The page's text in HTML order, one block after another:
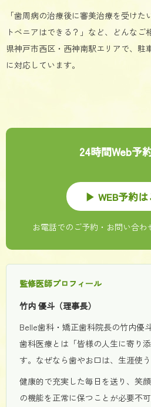
「歯周病の治療後に審美治療を受け
トベニアはできる？」など、どんな
県神戸市西区・西神南駅エリアで、駐
に対応しています。
24時間Web予
▶ WEB予約は
お電話でのご予約・お問い合
監修医師プロフィール
竹内 優斗（理事長）
Belle歯科・矯正歯科院長の竹内優
歯科医療とは「皆様の人生に寄り
す。なぜなら歯やお口は、生涯使
健康的で充実した毎日を送り、笑
の機能を正常に保つことが必要不